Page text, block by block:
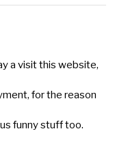
a visit this website,
for the reason
funny stuff too.